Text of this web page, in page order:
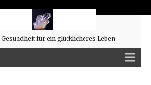
für ein glücklicheres Leben